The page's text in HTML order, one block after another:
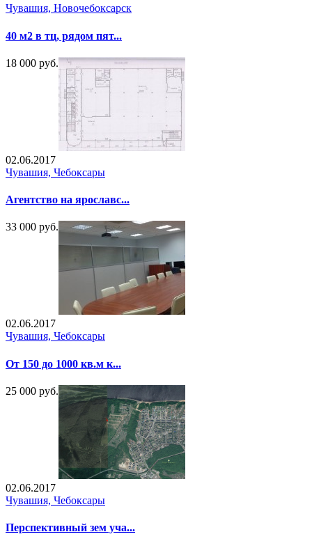
Чувашия, Новочебоксарск
40 м2 в тц, рядом пят...
18 000 руб.
02.06.2017
Чувашия, Чебоксары
Агентство на ярославс...
33 000 руб.
02.06.2017
Чувашия, Чебоксары
От 150 до 1000 кв.м к...
25 000 руб.
02.06.2017
Чувашия, Чебоксары
Перспективный зем уча...